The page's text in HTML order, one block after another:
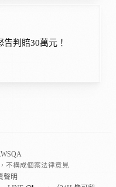
判賠30萬元！
不構成個案法律意見
聲明